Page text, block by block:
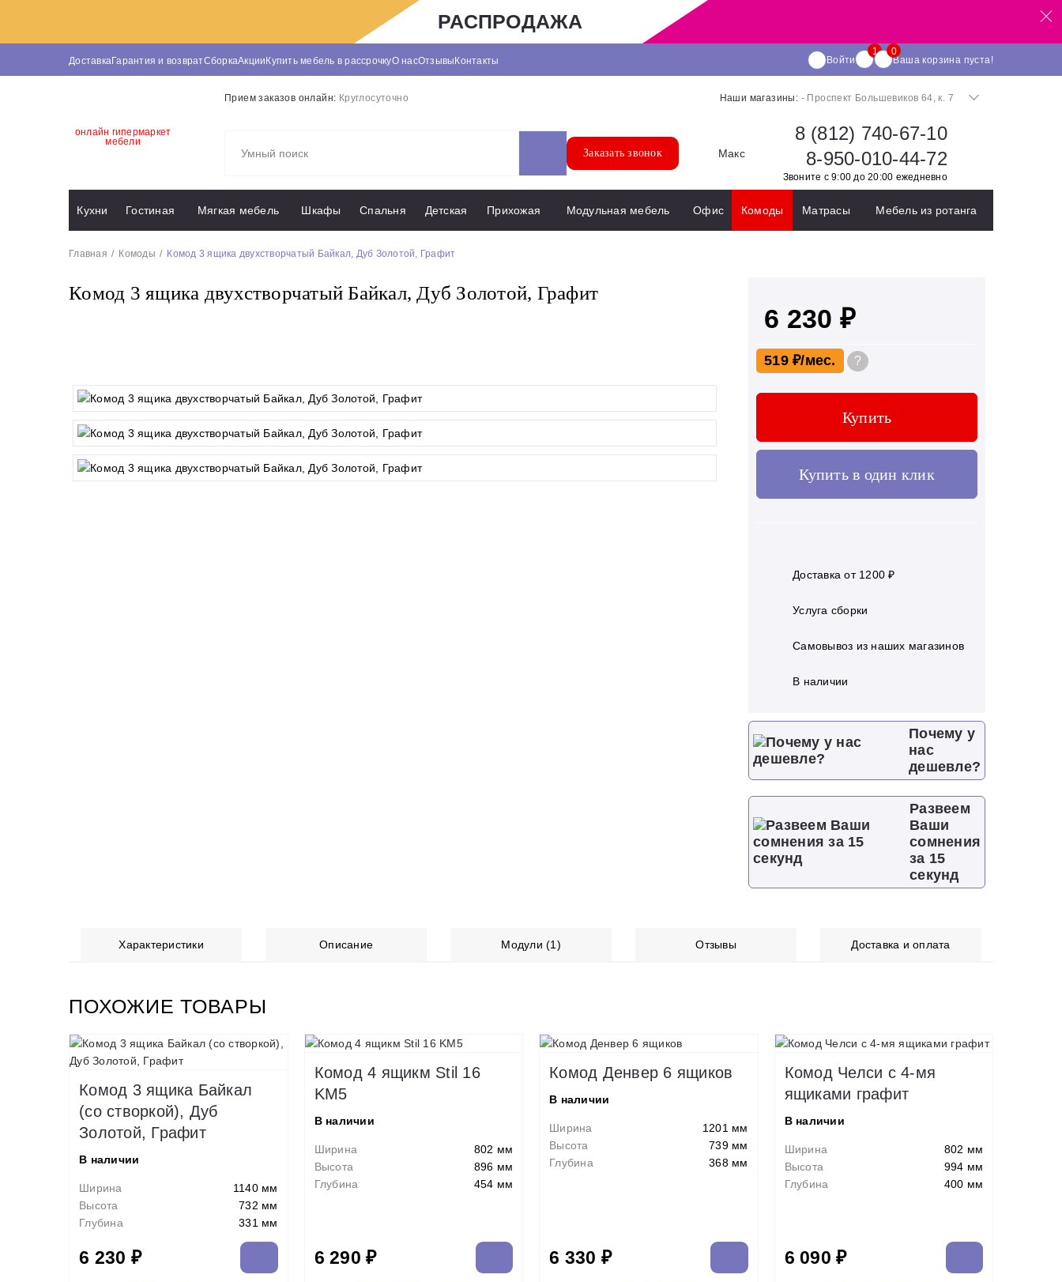
РАСПРОДАЖА
ДоставкаГарантия и возвратСборкаАкцииКупить мебель в рассрочкуО насОтзывыКонтакты Войти Ваша корзина пуста!
онлайн гипермаркет
мебели
Прием заказов онлайн: Круглосуточно Наши магазины: - Проспект Большевиков 64, к. 7
Заказать звонок Макс
8 (812) 740-67-10
8-950-010-44-72
Звоните с 9:00 до 20:00 ежедневно
Кухни Гостиная Мягкая мебель Шкафы Спальня Детская Прихожая Модульная мебель Офис Комоды Матрасы Мебель из ротанга
Главная Комоды Комод 3 ящика двухстворчатый Байкал, Дуб Золотой, Графит
Комод 3 ящика двухстворчатый Байкал, Дуб Золотой, Графит
6 230 ₽
519 ₽ ?
Купить
Купить в один клик
Доставка от 1200 ₽
Услуга сборки
Самовывоз из наших магазинов
В наличии
Почему у
нас
дешевле?
Развеем
Ваши
сомнения
за 15
секунд
Характеристики Описание Модули (1) Отзывы Доставка и оплата
ПОХОЖИЕ ТОВАРЫ
Комод 3 ящика Байкал
(со створкой), Дуб
Золотой, Графит
В наличии
Ширина
1140 мм
Высота
732 мм
Глубина
331 мм
6 230 ₽
Комод 4 ящикм Stil 16
KM5
В наличии
Ширина
802 мм
Высота
896 мм
Глубина
454 мм
6 290 ₽
Комод Денвер 6 ящиков
В наличии
Ширина
1201 мм
Высота
739 мм
Глубина
368 мм
6 330 ₽
Комод Челси с 4-мя
ящиками графит
В наличии
Ширина
802 мм
Высота
994 мм
Глубина
400 мм
6 090 ₽